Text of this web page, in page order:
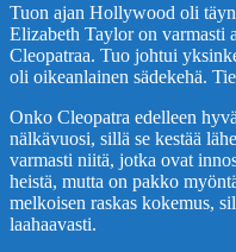
Tuon ajan Hollywood oli
Elizabeth Taylor on varmasti
Cleopatraa. Tuo johtui
oli oikeanlainen sädekehä.
Onko Cleopatra edelleen
nälkävuosi, sillä se kestää
varmasti niitä, jotka ovat
heistä, mutta on pakko
melkoisen raskas kokemus,
laahaavasti.